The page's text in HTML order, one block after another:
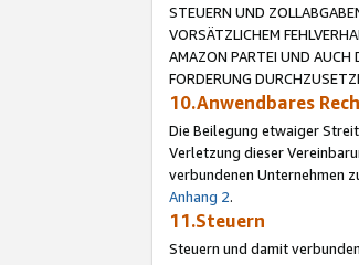
STEUERN UND
VORSÄTZLICHEM
AMAZON PARTEI UND AUCH
FORDERUNG
10.Anwendbares
Die Beilegung etwaiger
Verletzung dieser
verbundenen Unternehmen
Anhang 2.
11.Steuern
Steuern und damit